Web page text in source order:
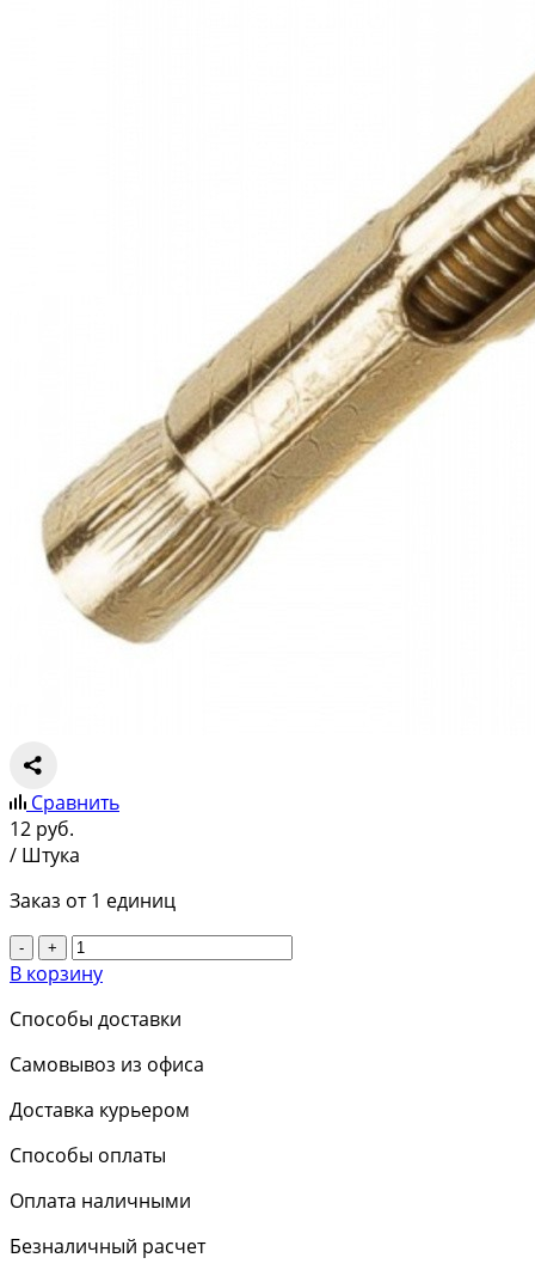
Сравнить
12 руб.
/ Штука
Заказ от 1 единиц
- +
В корзину
Способы доставки
Самовывоз из офиса
Доставка курьером
Способы оплаты
Оплата наличными
Безналичный расчет